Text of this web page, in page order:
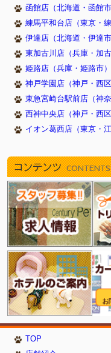
2017/03/17３連休限定フ
2017/02/092/22猫の日記
2017/02/02春の無料健康
2016/12/13 クリスマスフ
2016/12/01ワンちゃん・
浦安店）
2016/11/24 BLACK
2016/10/21ハロウィン
2016/10/19秋の大感謝
2016/10/07秋のサンクス
2016/09/25☆オータムわ
2016/09/23月末セール
2016/08/11夏休みわんに
2016/07/21☆ 夏の大感
2016/07/12☆SUUMER
2016/06/30毎月１・２・
2016/06/24ひとめぼれ7
2016/01/23
函館店（北海道・函館市
練馬平和台店（東京・練
伊達店（北海道・伊達市
東加古川店（兵庫・加古
姫路店（兵庫・姫路市）
神戸学園店（神戸・西区
東急宮崎台駅前店（神
西神中央店（神戸・西区
イオン葛西店（東京・江
コンテンツ CONTENTS
TOP